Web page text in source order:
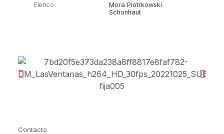
Elenco
Mora Piotrkowski
Schonhaut
Contacto